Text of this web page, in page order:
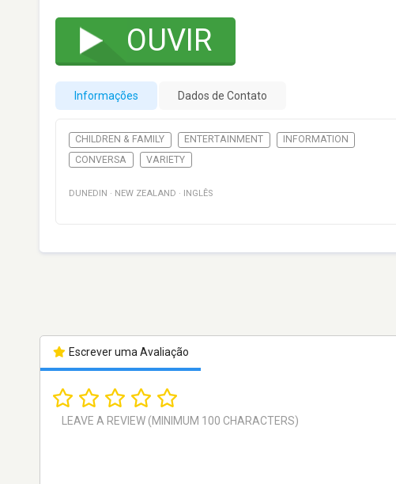
OUVIR
Informações Dados de Contato
CHILDREN & FAMILY ENTERTAINMENT
INFORMATION
CONVERSA
VARIETY
DUNEDIN · NEW ZEALAND · INGLÊS
Escrever uma Avaliação